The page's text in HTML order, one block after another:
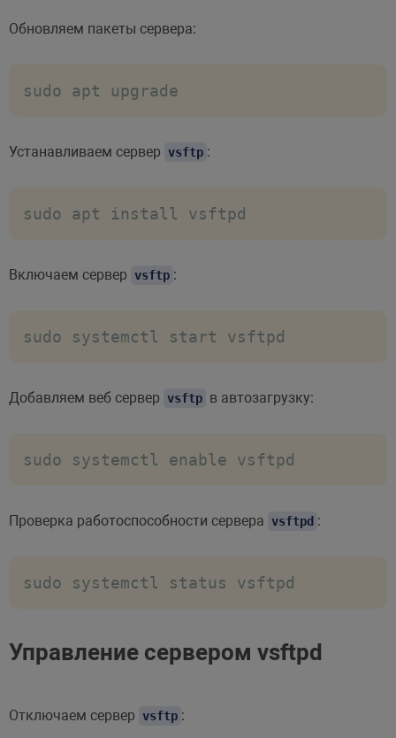
Обновляем пакеты сервера:
sudo apt upgrade
Устанавливаем сервер vsftp :
sudo apt install vsftpd
Включаем сервер vsftp :
sudo systemctl start vsftpd
Добавляем веб сервер vsftp в автозагрузку:
sudo systemctl enable vsftpd
Проверка работоспособности сервера vsftpd :
sudo systemctl status vsftpd
Управление сервером vsftpd
Отключаем сервер vsftp :